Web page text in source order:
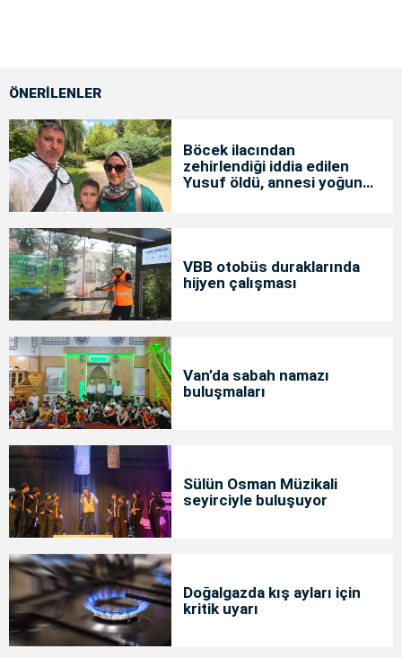
ÖNERİLENLER
Böcek ilacından
zehirlendiği iddia edilen
Yusuf öldü, annesi yoğun
VBB otobüs duraklarında
hijyen çalışması
Van’da sabah namazı
buluşmaları
Sülün Osman Müzikali
seyirciyle buluşuyor
Doğalgazda kış ayları için
kritik uyarı